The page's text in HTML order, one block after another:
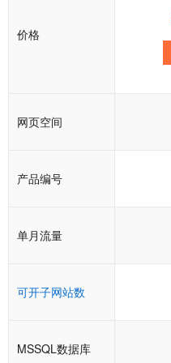
价格
网页空间
产品编号
单月流量
可开子网站数
MSSQL数据库